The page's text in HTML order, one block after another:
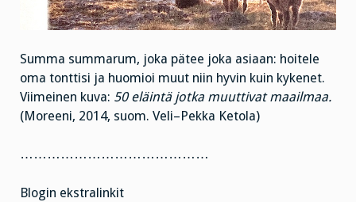
Summa summarum, joka pätee joka asiaan: hoitele
oma tonttisi ja huomioi muut niin hyvin kuin kykenet.
Viimeinen kuva: 50 eläintä jotka muuttivat maailmaa.
(Moreeni, 2014, suom. Veli–Pekka Ketola)
……………………………………
Blogin ekstralinkit